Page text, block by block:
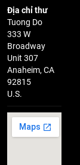
Địa chỉ thư
Tuong Do
333 W
Broadway
Unit 307
Anaheim, CA
92815
U.S.